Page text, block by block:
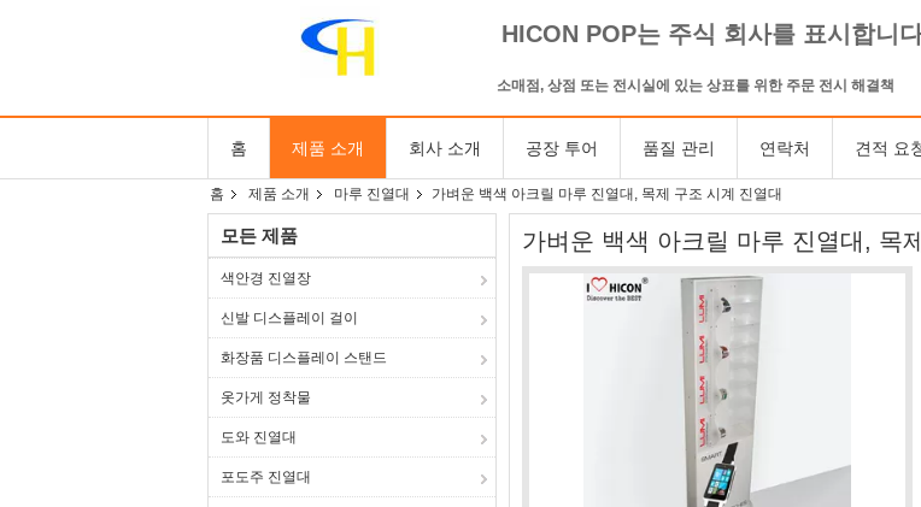
HICON POP는 주식 회사를 표시합니
소매점, 상점 또는 전시실에 있는 상표를 위한 주문 전시 해결책
홈 제품 소개 회사 소개 공장 투어 품질 관리 연락처 견적 요
홈 제품 소개 마루 진열대 가벼운 백색 아크릴 마루 진열대, 목제 구조 시계 진열대
모든 제품
색안경 진열장
신발 디스플레이 걸이
화장품 디스플레이 스탠드
옷가게 정착물
도와 진열대
포도주 진열대
가벼운 백색 아크릴 마루 진열대, 목